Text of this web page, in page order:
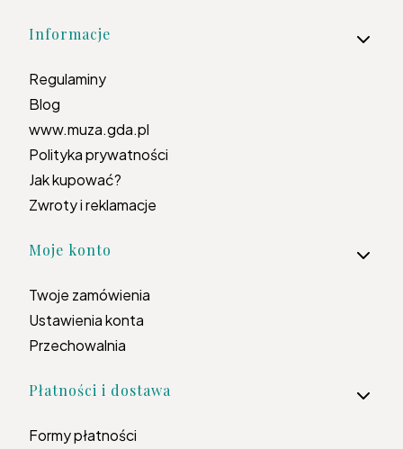
Informacje
Regulaminy
Blog
www.muza.gda.pl
Polityka prywatności
Jak kupować?
Zwroty i reklamacje
Moje konto
Twoje zamówienia
Ustawienia konta
Przechowalnia
Płatności i dostawa
Formy płatności